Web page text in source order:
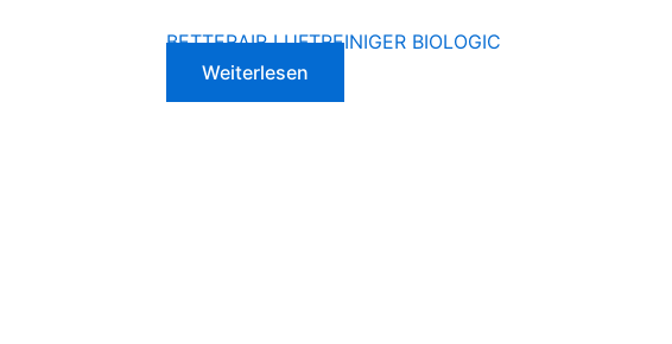
BETTERAIR LUFTREINIGER BIOLOGIC
Weiterlesen